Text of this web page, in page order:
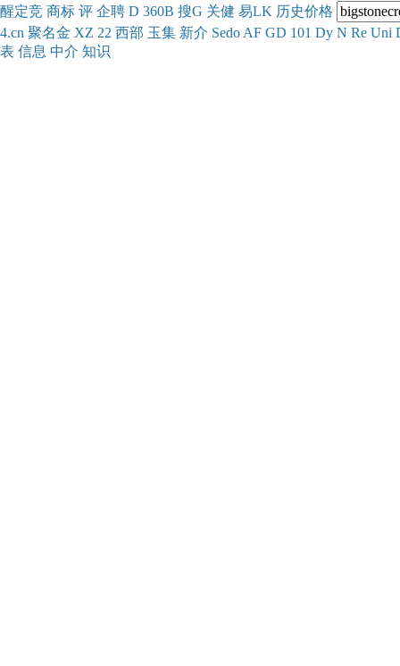
醒定竞 商标 评 企聘 D 360B 搜G 关健 易LK 历史价格
4.cn 聚名金 XZ 22 西部 玉集 新介 Sedo AF GD 101 Dy N Re Uni
表 信息 中介 知识